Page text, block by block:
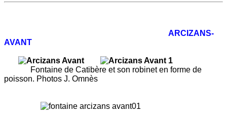
ARCIZANS-
AVANT
Fontaine de Catibère et son robinet en forme de
poisson. Photos J. Omnès